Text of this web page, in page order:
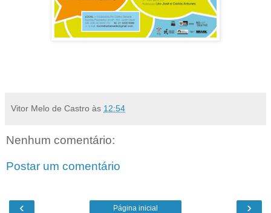
Vitor Melo de Castro às 12:54
Nenhum comentário:
Postar um comentário
‹ ›
Página inicial